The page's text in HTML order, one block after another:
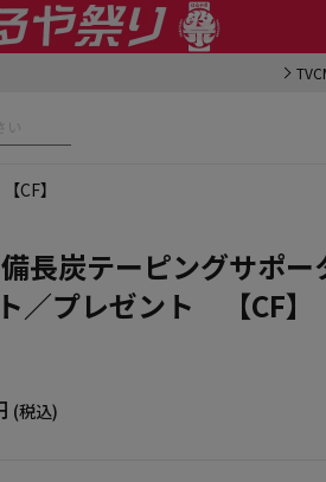
CF】
長炭テーピングサポ
／プレゼント 【CF】
(税込)